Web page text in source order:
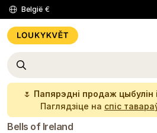
België €
🌷 Папярэдні продаж
Паглядзіце на спіс
Bells of Ireland